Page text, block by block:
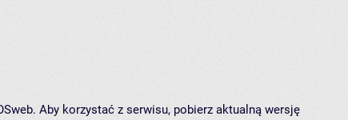
Aby korzystać z serwisu, pobierz aktualną wersję